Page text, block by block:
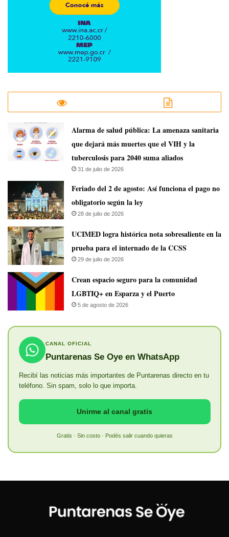
​Alarma de salud pública: La amenaza sanitaria
que dejará más muertes que el VIH y la
tuberculosis para 2040 suma aliados
31 de julio de 2026
Feriado del 2 de agosto: Así funciona el pago no
obligatorio según la ley
28 de julio de 2026
UCIMED logra histórica nota sobresaliente en la
prueba para el internado de la CCSS
29 de julio de 2026
Crean espacio seguro para la comunidad
LGBTIQ+ en Esparza y el Puerto
5 de agosto de 2026
CANAL OFICIAL
Puntarenas Se Oye en WhatsApp
Recibí las noticias más importantes de Puntarenas directo en tu
teléfono. Sin spam, solo lo que importa.
Unirme al canal gratis
Gratis · Sin costo · Podés salir cuando quieras